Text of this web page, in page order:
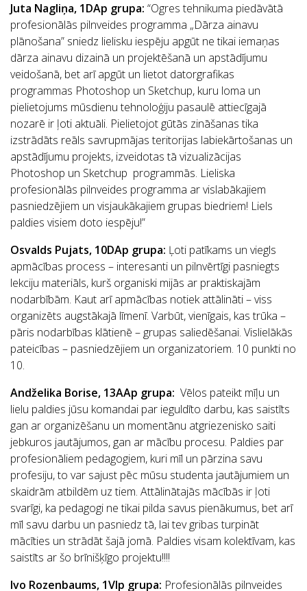
Juta Nagliņa, 1DAp grupa: “Ogres tehnikuma piedāvātā
profesionālās pilnveides programma „Dārza ainavu
plānošana” sniedz lielisku iespēju apgūt ne tikai iemaņas
dārza ainavu dizainā un projektēšanā un apstādījumu
veidošanā, bet arī apgūt un lietot datorgrafikas
programmas Photoshop un Sketchup, kuru loma un
pielietojums mūsdienu tehnoloģiju pasaulē attiecīgajā
nozarē ir ļoti aktuāli. Pielietojot gūtās zināšanas tika
izstrādāts reāls savrupmājas teritorijas labiekārtošanas un
apstādījumu projekts, izveidotas tā vizualizācijas
Photoshop un Sketchup programmās. Lieliska
profesionālās pilnveides programma ar vislabākajiem
pasniedzējiem un visjaukākajiem grupas biedriem! Liels
paldies visiem doto iespēju!”
Osvalds Pujats, 10DAp grupa: Ļoti patīkams un viegls
apmācības process – interesanti un pilnvērtīgi pasniegts
lekciju materiāls, kurš organiski mijās ar praktiskajām
nodarbībām. Kaut arī apmācības notiek attālināti – viss
organizēts augstākajā līmenī. Varbūt, vienīgais, kas trūka –
pāris nodarbības klātienē – grupas saliedēšanai. Vislielākās
pateicības – pasniedzējiem un organizatoriem. 10 punkti no
10.
Andželika Borise, 13AAp grupa: Vēlos pateikt mīļu un
lielu paldies jūsu komandai par ieguldīto darbu, kas saistīts
gan ar organizēšanu un momentānu atgriezenisko saiti
jebkuros jautājumos, gan ar mācību procesu. Paldies par
profesionāliem pedagogiem, kuri mīl un pārzina savu
profesiju, to var sajust pēc mūsu studenta jautājumiem un
skaidrām atbildēm uz tiem. Attālinātajās mācībās ir ļoti
svarīgi, ka pedagogi ne tikai pilda savus pienākumus, bet arī
mīl savu darbu un pasniedz tā, lai tev gribas turpināt
mācīties un strādāt šajā jomā. Paldies visam kolektīvam, kas
saistīts ar šo brīnišķīgo projektu!!!!
Ivo Rozenbaums, 1VIp grupa: Profesionālās pilnveides